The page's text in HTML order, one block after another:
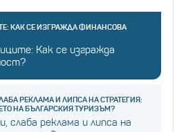
КАК СЕ ИЗГРАЖДА ФИНАНСОВА
Как се изгражда
РЕКЛАМА И ЛИПСА НА СТРАТЕГИЯ:
НА БЪЛГАРСКИЯ ТУРИЗЪМ?
слаба реклама и липса на